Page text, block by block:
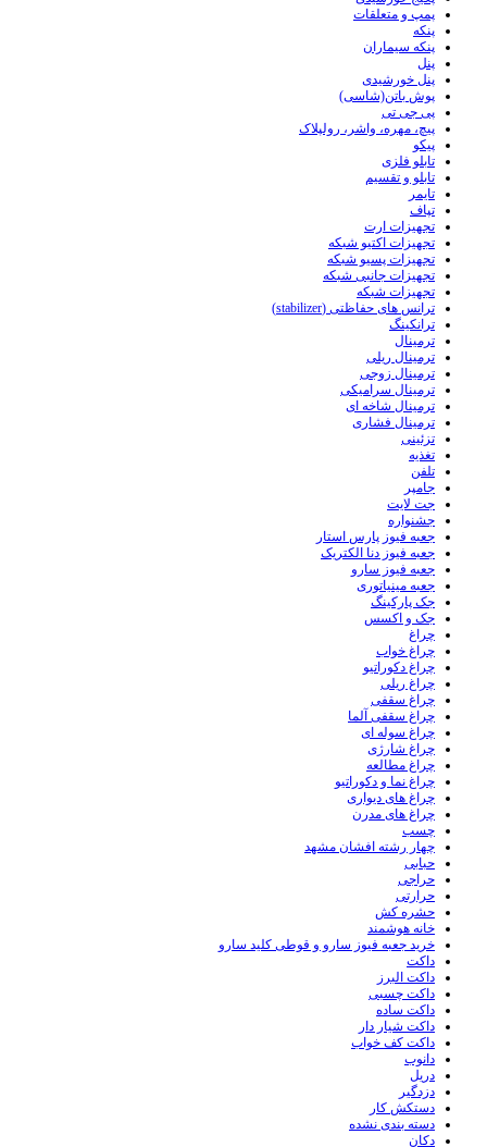
پمپ و متعلقات
پنکه
پنکه سیماران
پنل
پنل خورشیدی
پوش باتن(شاسی)
پی جی تی
پیچ، مهره، واشر، رولپلاک
پیکو
تابلو فلزی
تابلو و تقسیم
تایمر
تپاف
تجهیزات ارت
تجهیزات اکتیو شبکه
تجهیزات پسیو شبکه
تجهیزات جانبی شبکه
تجهیزات شبکه
ترانس های حفاظتی (stabilizer)
ترانکینگ
ترمینال
ترمینال ریلی
ترمینال زوجی
ترمینال سرامیکی
ترمینال شاخه ای
ترمینال فشاری
تزئینی
تغذیه
تلفن
جامپر
جت لایت
جشنواره
جعبه فیوز پارس استار
جعبه فیوز دنا الکتریک
جعبه فیوز سارو
جعبه مینیاتوری
جک پارکینگ
جک و اکسس
چراغ
چراغ خواب
چراغ دکوراتیو
چراغ ریلی
چراغ سقفی
چراغ سقفی آلما
چراغ سوله ای
چراغ شارژی
چراغ مطالعه
چراغ نما و دکوراتیو
چراغ های دیواری
چراغ های مدرن
چسب
چهار رشته افشان مشهد
حبابی
حراجی
حرارتی
حشره کش
خانه هوشمند
خرید جعبه فیوز سارو و قوطی کلید سارو
داکت
داکت البرز
داکت چسبی
داکت ساده
داکت شیار دار
داکت کف خواب
دانوب
دریل
دزدگیر
دستکش کار
دسته بندی نشده
دکان